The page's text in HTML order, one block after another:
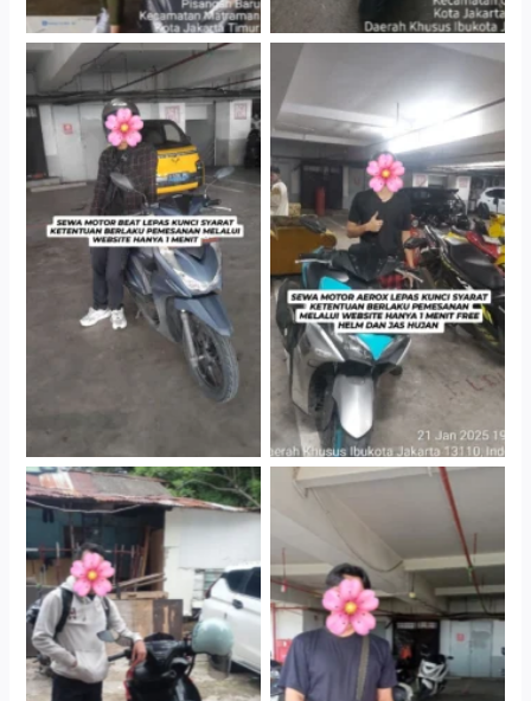
Cityplaza Jatinegara
Gedung Parkir P6A
Cityplaza Jatinegara
Gedung Parkir P6A
Cabang Jakarta Barat
Cityplaza Jatinegara
Gedung Parkir P6A